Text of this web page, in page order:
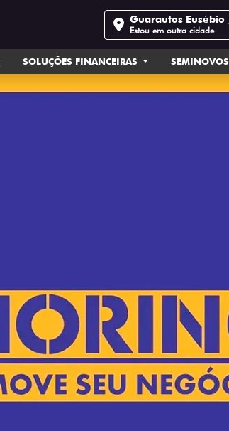
Guarautos Eusébio
Estou em outra cidade
SOLUÇÕES FINANCEIRAS SEMINOVOS